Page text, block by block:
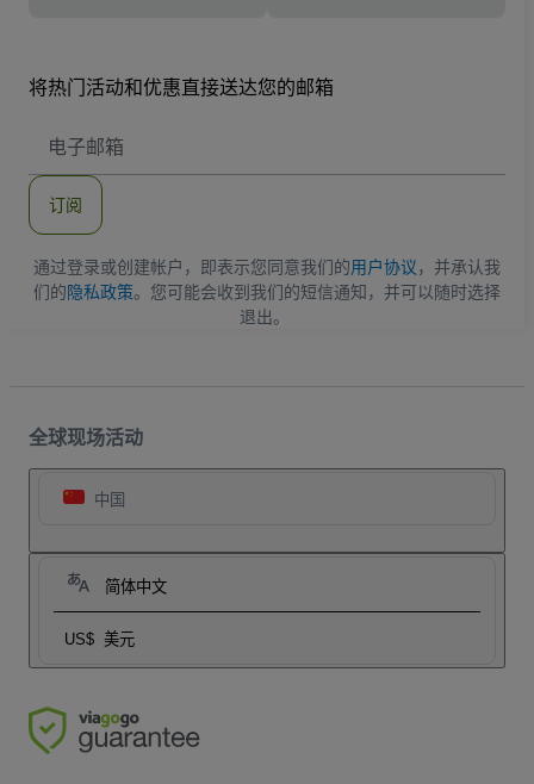
将热门活动和优惠直接送达您的邮箱
子
地
订阅
通过登录或创建帐户，即表示您同意我们的用户协议，并承认我
们的隐私政策。您可能会收到我们的短信通知，并可以随时选择
退出。
全球现场活动
中国
简体中文
US$ 美元